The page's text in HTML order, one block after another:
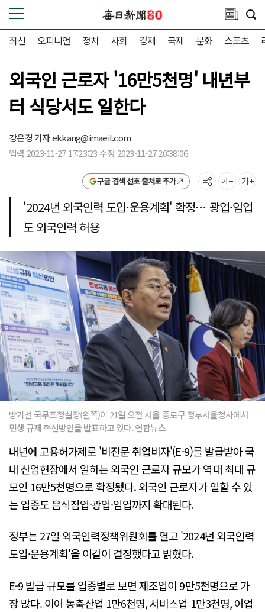
최신 오피니언 정치 사회 경제 국제 문화 스포츠
외국인 근로자 '16만5천명' 내년부
터 식당서도 일한다
강은경 기자ekkang@imaeil.com
입력 2023-11-27 17:23:23 수정 2023-11-27 20:38:06
구글 검색 선호 출처로 추가
'2024년 외국인력 도입·운용계획' 확정… 광업·임업
도 외국인력 허용
방기선 국무조정실장(왼쪽)이 21일 오전 서울 종로구 정부서울청사에서
민생 규제 혁신방안을 발표하고 있다. 연합뉴스
내년에 고용허가제로 '비전문 취업비자'(E-9)를 발급받아 국
내 산업현장에서 일하는 외국인 근로자 규모가 역대 최대 규
모인 16만5천명으로 확정됐다. 외국인 근로자가 일할 수 있
는 업종도 음식점업·광업·임업까지 확대된다.
정부는 27일 외국인력정책위원회를 열고 '2024년 외국인력
도입·운용계획'을 이같이 결정했다고 밝혔다.
E-9 발급 규모를 업종별로 보면 제조업이 9만5천명으로 가
장 많다. 이어 농축산업 1만6천명, 서비스업 1만3천명, 어업